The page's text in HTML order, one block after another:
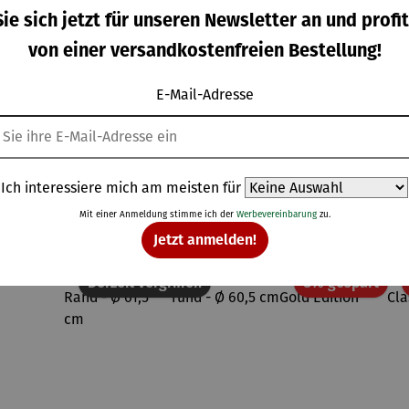
-
1 -
Preis:bleiben -
Teil 2 -
Handwär
mer
Beleuchtu
ng, Blinker
Regulärer
Topseller aus der Kategorie Wärme
Derzeit vergriffen 8% gespart
sich jetzt für unseren Newsletter an und
von einer versandkostenfreien Bestellung!
E-Mail-Adresse
Ich interessiere mich am meisten für
Mit einer Anmeldung stimme ich der Werbevereinbarungzu.
Jetzt anmelden!